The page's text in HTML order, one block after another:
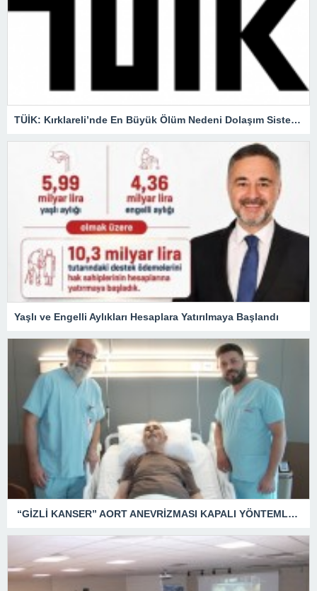
TÜİK: Kırklareli’nde En Büyük Ölüm Nedeni Dolaşım Sistemi Hastalıkları
Yaşlı ve Engelli Aylıkları Hesaplara Yatırılmaya Başlandı
“GİZLİ KANSER” AORT ANEVRİZMASI KAPALI YÖNTEMLE TEDAVİ EDİLDİ